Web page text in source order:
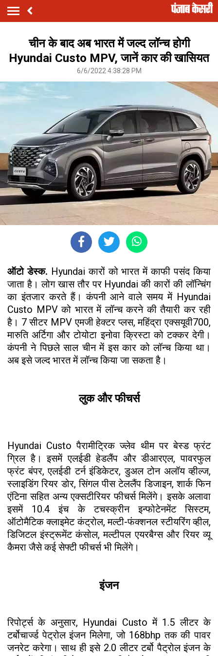
चीन के बाद अब भारत में जल्द लॉन्च होगी
Hyundai Custo MPV, जानें कार की खासियत
6/6/2022 4:38:28 PM
ऑटो डेस्क. Hyundai कारों को भारत में काफी पसंद किया
जाता है। लोग खास तौर पर Hyundai की कारों की लॉन्चिंग
का इंतजार करते हैं। कंपनी आने वाले समय में Hyundai
Custo MPV को भारत में लॉन्च करने की तैयारी कर रही
है। 7 सीटर MPV एमजी हेक्टर प्लस, महिंद्रा एक्सयूवी700,
मारुति अर्टिगा और टोयोटा इनोवा क्रिस्टा को टक्कर देगी।
कंपनी ने पिछले साल चीन में इस कार को लॉन्च किया था।
अब इसे जल्द भारत में लॉन्च किया जा सकता है।
लुक और फीचर्स
Hyundai Custo पैरामीट्रिक ज्लेव थीम पर बेस्ड फ्रंट
ग्रिल है। इसमें एलईडी हेडलैंप और डीआरएल, पावरफुल
फ्रंट बंपर, एलईडी टर्न इंडिकेटर, डुअल टोन अलॉय व्हील्ज,
स्लाइडिंग रियर डोर, सिंगल पीस टेललैंप डिजाइन, शार्क फिन
एंटिना सहित अन्य एक्सटीरियर फीचर्स मिलेंगे। इसके अलावा
इसमें 10.4 इंच के टचस्क्रीन इन्फोटेनमेंट सिस्टम,
ऑटोमैटिक क्लाइमेट कंट्रोल, मल्टी-फंक्शनल स्टीयरिंग व्हील,
डिजिटल इंस्ट्रूमेंट कंसोल, मल्टीपल एयरबैग्स और रियर व्यू
कैमरा जैसे कई सेफ्टी फीचर्स भी मिलेंगे।
इंजन
रिपोर्ट्स के अनुसार, Hyundai Custo में 1.5 लीटर के
टर्बोचार्ज्ड पेट्रोल इंजन मिलेगा, जो 168bhp तक की पावर
जनरेट करेगा। साथ ही इसे 2.0 लीटर टर्बो पैट्रोल इंजन के